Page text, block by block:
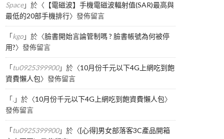
Space」於〈 【電磁波】手機電磁波輻射值(SAR)最高與
最低的20部手機排行〉發佈留言
「kgo」於〈臉書開始言論管制嗎 ? 臉書帳號為何被停
用?〉發佈留言
「tu0925399900」於〈10月份千元以下4G上網吃到飽
資費懶人包〉發佈留言
「.」於〈10月份千元以下4G上網吃到飽資費懶人包〉
發佈留言
「tu0925399900」於〈[心得]男女部落客3C產品開箱